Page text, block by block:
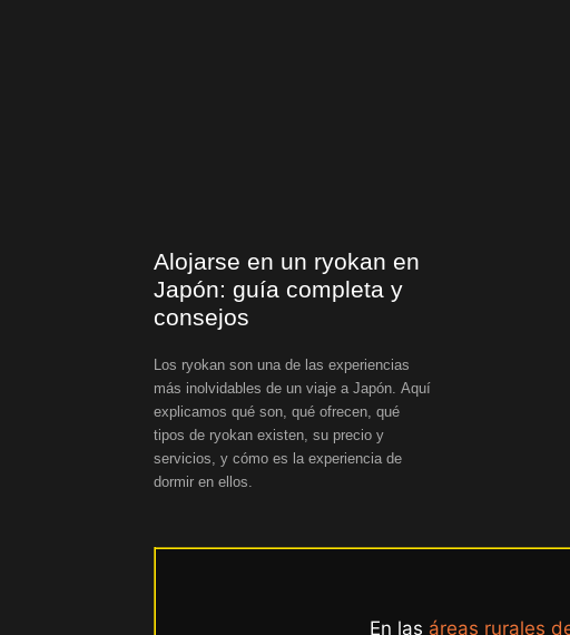
Alojarse en un ryokan en
Japón: guía completa y
consejos
Los ryokan son una de las experiencias
más inolvidables de un viaje a Japón. Aquí
explicamos qué son, qué ofrecen, qué
tipos de ryokan existen, su precio y
servicios, y cómo es la experiencia de
dormir en ellos.
En las áreas rurales